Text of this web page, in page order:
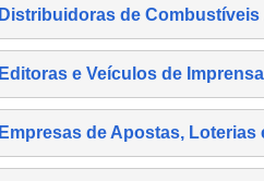
Distribuidoras de Combustíveis
Editoras e Veículos de Imprensa
Empresas de Apostas,